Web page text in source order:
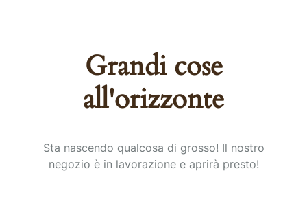
Grandi cose
all'orizzonte
Sta nascendo qualcosa di grosso! Il nostro
negozio è in lavorazione e aprirà presto!